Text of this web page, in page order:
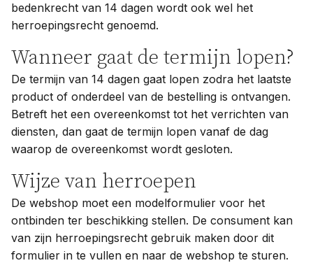
bedenkrecht van 14 dagen wordt ook wel het
herroepingsrecht genoemd.
Wanneer gaat de termijn lopen?
De termijn van 14 dagen gaat lopen zodra het laatste
product of onderdeel van de bestelling is ontvangen.
Betreft het een overeenkomst tot het verrichten van
diensten, dan gaat de termijn lopen vanaf de dag
waarop de overeenkomst wordt gesloten.
Wijze van herroepen
De webshop moet een modelformulier voor het
ontbinden ter beschikking stellen. De consument kan
van zijn herroepingsrecht gebruik maken door dit
formulier in te vullen en naar de webshop te sturen.